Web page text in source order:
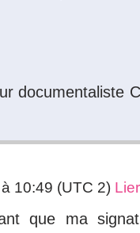
documentaliste
10:49 (UTC 2)
que ma